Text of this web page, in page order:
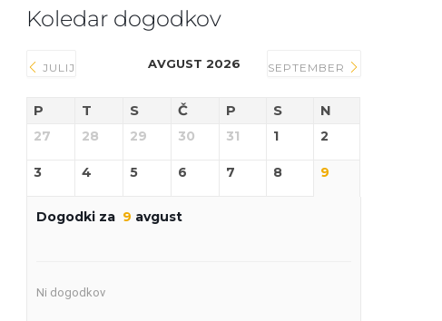
Koledar dogodkov
JULIJ AVGUST 2026 SEPTEMBER
P T S Č P S N
27 28 29 30 31 1 2
3 4 5 6 7 8 9
Dogodki za 9 avgust
Ni dogodkov